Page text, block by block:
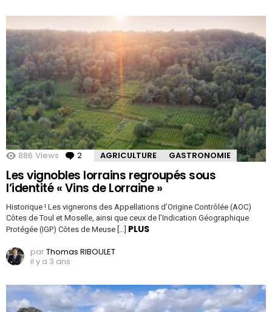
886 Views 2 Comments
AGRICULTURE GASTRONOMIE
Les vignobles lorrains regroupés sous
l’identité « Vins de Lorraine »
Historique ! Les vignerons des Appellations d’Origine Contrôlée (AOC)
Côtes de Toul et Moselle, ainsi que ceux de l’Indication Géographique
Protégée (IGP) Côtes de Meuse […] PLUS
parThomas RIBOULET
il y a 3 ans